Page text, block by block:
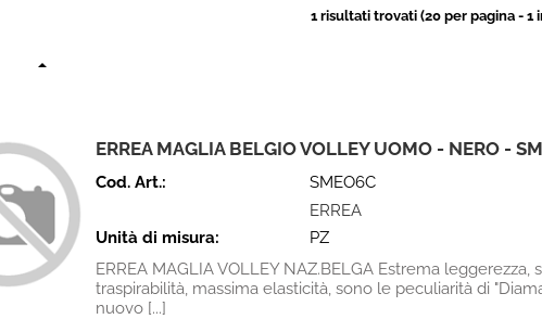
1 risultati trovati (20 per pagina - 1
ERREA MAGLIA BELGIO VOLLEY UOMO - NERO -
Cod. Art.:
SMEO6C
ERREA
Unità di misura:
PZ
ERREA MAGLIA VOLLEY NAZ.BELGA Estrema leggerezza,
traspirabilità, massima elasticità, sono le peculiarità di
nuovo [...]